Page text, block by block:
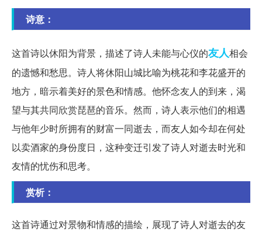
诗意：
这首诗以休阳为背景，描述了诗人未能与心仪的友人相会
的遗憾和愁思。诗人将休阳山城比喻为桃花和李花盛开的
地方，暗示着美好的景色和情感。他怀念友人的到来，渴
望与其共同欣赏琵琶的音乐。然而，诗人表示他们的相遇
与他年少时所拥有的财富一同逝去，而友人如今却在何处
以卖酒家的身份度日，这种变迁引发了诗人对逝去时光和
友情的忧伤和思考。
赏析：
这首诗通过对景物和情感的描绘，展现了诗人对逝去的友